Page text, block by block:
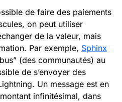
de faire des paiements
on peut utiliser
de la valeur, mais
Par exemple, Sphinx
(des communautés) au
de s’envoyer des
Un message est en
infinitésimal, dans